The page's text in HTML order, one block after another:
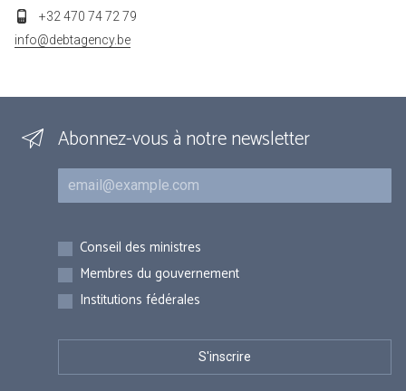
+32 470 74 72 79
info@debtagency.be
Abonnez-vous à notre newsletter
Courriel
Inscriptions
Conseil des ministres
Membres du gouvernement
Institutions fédérales